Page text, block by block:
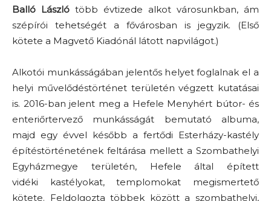
Balló László több évtizede alkot városunkban, ám
szépírói tehetségét a fővárosban is jegyzik. (Első
kötete a Magvető Kiadónál látott napvilágot.)
Alkotói munkásságában jelentős helyet foglalnak el a
helyi művelődéstörténet területén végzett kutatásai
is. 2016-ban jelent meg a Hefele Menyhért bútor- és
enteriőrtervező munkásságát bemutató albuma,
majd egy évvel később a fertődi Esterházy-kastély
építéstörténetének feltárása mellett a Szombathelyi
Egyházmegye területén, Hefele által épített
vidéki kastélyokat, templomokat megismertető
kötete. Feldolgozta többek között a szombathelyi,